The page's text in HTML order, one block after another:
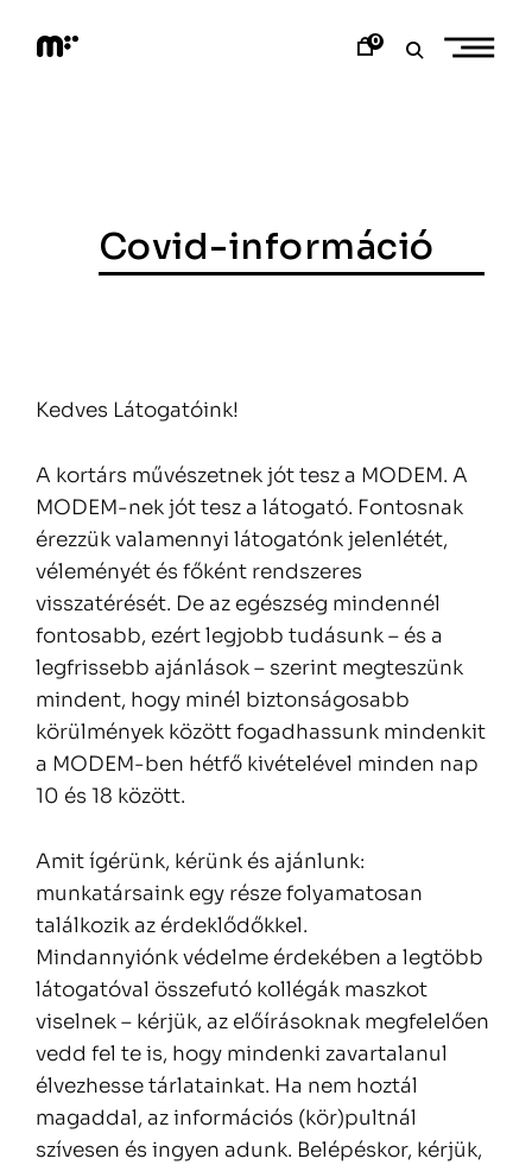
content
0
Covid-információ
Kedves Látogatóink!
A kortárs művészetnek jót tesz a MODEM. A
MODEM-nek jót tesz a látogató. Fontosnak
érezzük valamennyi látogatónk jelenlétét,
véleményét és főként rendszeres
visszatérését. De az egészség mindennél
fontosabb, ezért legjobb tudásunk – és a
legfrissebb ajánlások – szerint megteszünk
mindent, hogy minél biztonságosabb
körülmények között fogadhassunk mindenkit
a MODEM-ben hétfő kivételével minden nap
10 és 18 között.
Amit ígérünk, kérünk és ajánlunk:
munkatársaink egy része folyamatosan
találkozik az érdeklődőkkel.
Mindannyiónk védelme érdekében a legtöbb
látogatóval összefutó kollégák maszkot
viselnek – kérjük, az előírásoknak megfelelően
vedd fel te is, hogy mindenki zavartalanul
élvezhesse tárlatainkat. Ha nem hoztál
magaddal, az információs (kör)pultnál
szívesen és ingyen adunk. Belépéskor, kérjük,